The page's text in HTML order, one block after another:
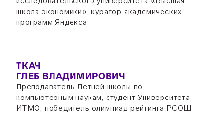
школа экономики», куратор академических
программ Яндекса
ТКАЧ
ГЛЕБ ВЛАДИМИРОВИЧ
Преподаватель Летней школы по
компьютерным наукам, студент Университета
ИТМО, победитель олимпиад рейтинга РСОШ